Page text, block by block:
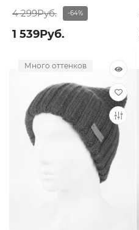
4 299Руб. -64%
1 539Руб.
Много оттенков